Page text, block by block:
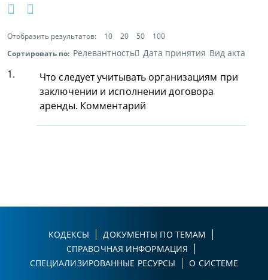
Отобразить результатов: 10 20 50
100
Сортировать по: Релевантность Дата принятия Вид акта
1.
Что следует учитывать организациям при
заключении и исполнении договора
аренды. Комментарий
КОДЕКСЫ
ДОКУМЕНТЫ ПО ТЕМАМ
СПРАВОЧНАЯ ИНФОРМАЦИЯ
СПЕЦИАЛИЗИРОВАННЫЕ РЕСУРСЫ
О СИСТЕМЕ